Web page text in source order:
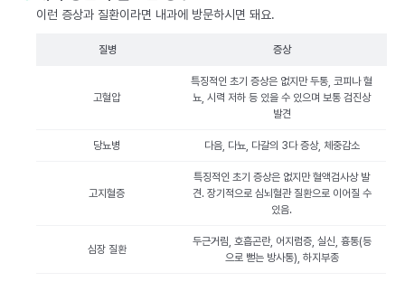
이런 증상과 질환이라면 내과에 방문하시면 돼요.
질병 증상
고혈압
특징적인 초기 증상은 없지만 두통, 코피나 혈
뇨, 시력 저하 등 있을 수 있으며 보통 검진상
발견
당뇨병 다음, 다뇨, 다갈의 3다 증상, 체중감소
고지혈증
특징적인 초기 증상은 없지만 혈액검사상 발
견. 장기적으로 심뇌혈관 질환으로 이어질 수
있음.
심장 질환
두근거림, 호흡곤란, 어지럼증, 실신, 흉통(등
으로 뻗는 방사통), 하지부종